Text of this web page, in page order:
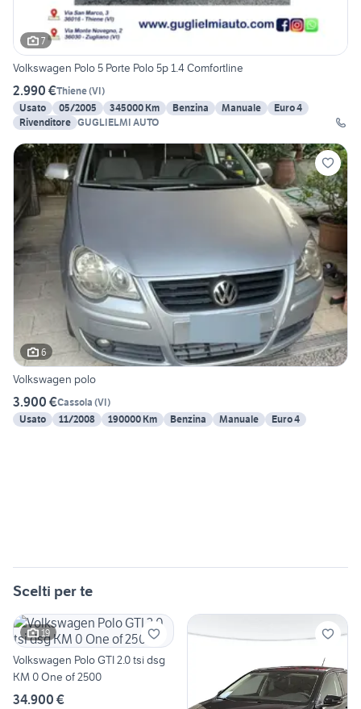
7
Volkswagen Polo 5 Porte Polo 5p 1.4 Comfortline
2.990 €Thiene(VI)
Usato
05/2005 345000 Km Benzina Manuale
Euro 4
Rivenditore GUGLIELMI AUTO
6
Volkswagen polo
3.900 €Cassola (VI)
Usato
11/2008 190000 Km Benzina Manuale Euro 4
Scelti per te
19
Volkswagen Polo GTI 2.0 tsi dsg
KM 0 One of 2500
34.900 €